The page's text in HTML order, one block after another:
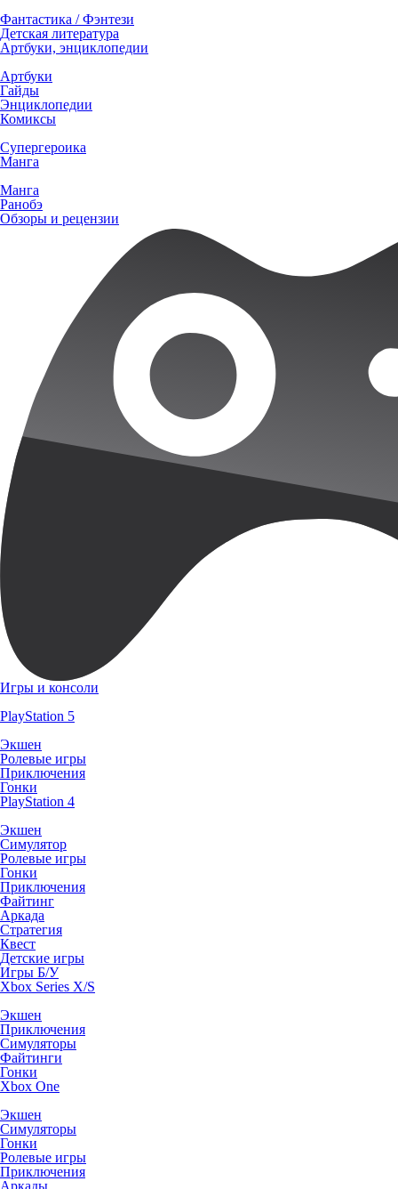
Фантастика / Фэнтези
Детская литература
Артбуки, энциклопедии
Артбуки
Гайды
Энциклопедии
Комиксы
Супергероика
Манга
Манга
Ранобэ
Обзоры и рецензии
Игры и консоли
PlayStation 5
Экшен
Ролевые игры
Приключения
Гонки
PlayStation 4
Экшен
Симулятор
Ролевые игры
Гонки
Приключения
Файтинг
Аркада
Стратегия
Квест
Детские игры
Игры Б/У
Xbox Series X/S
Экшен
Приключения
Симуляторы
Файтинги
Гонки
Xbox One
Экшен
Симуляторы
Гонки
Ролевые игры
Приключения
Аркады